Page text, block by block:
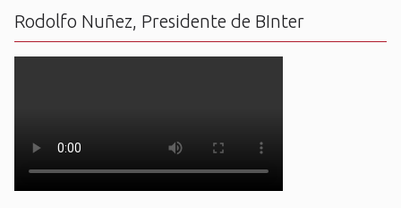
Rodolfo Nuñez, Presidente de BInter